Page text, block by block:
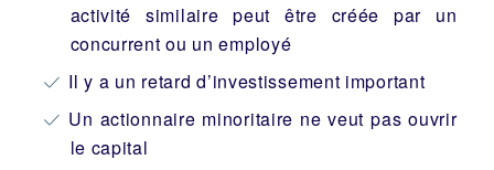
activité similaire peut être créée par un
concurrent ou un employé
Il y a un retard d’investissement important
Un actionnaire minoritaire ne veut pas ouvrir
le capital